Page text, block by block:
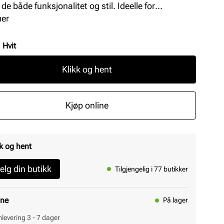
både funksjonalitet og stil. Ideelle for
disse lissene kombinerer kvalitet med
Hvit
Klikk og hent
Kjøp online
og hent
din butikk Tilgjengelig i 77 butikker
På lager
3 - 7 dager